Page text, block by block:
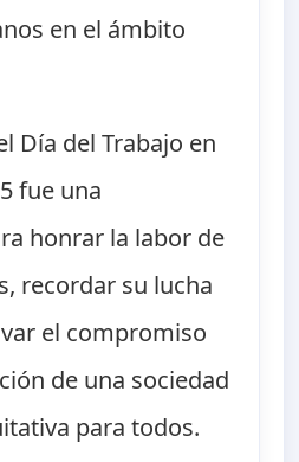
en el ámbito
Día del Trabajo en
fue una
honrar la labor de
recordar su lucha
el compromiso
de una sociedad
para todos.